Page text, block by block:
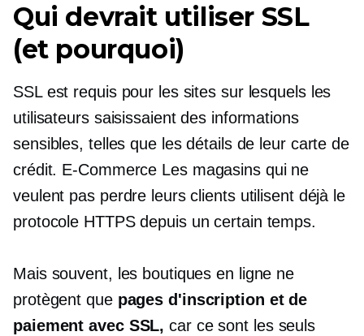
Qui devrait utiliser SSL
(et pourquoi)
SSL est requis pour les sites sur lesquels les
utilisateurs saisissaient des informations
sensibles, telles que les détails de leur carte de
crédit. E-Commerce Les magasins qui ne
veulent pas perdre leurs clients utilisent déjà le
protocole HTTPS depuis un certain temps.
Mais souvent, les boutiques en ligne ne
protègent que pages d'inscription et de
paiement avec SSL, car ce sont les seuls